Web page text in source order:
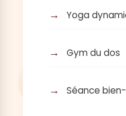
Yoga
Gym du dos
Séance